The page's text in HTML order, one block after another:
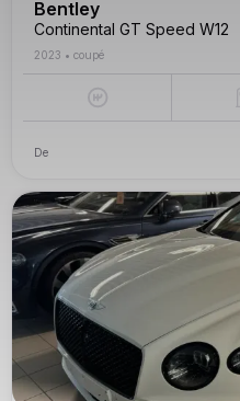
Bentley
Continental GT Speed W12
2023 • coupé
De